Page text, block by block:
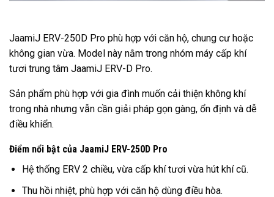
JaamiJ ERV-250D Pro phù hợp với căn hộ, chung cư hoặc
không gian vừa. Model này nằm trong nhóm máy cấp khí
tươi trung tâm JaamiJ ERV-D Pro.
Sản phẩm phù hợp với gia đình muốn cải thiện không khí
trong nhà nhưng vẫn cần giải pháp gọn gàng, ổn định và dễ
điều khiển.
Điểm nổi bật của JaamiJ ERV-250D Pro
Hệ thống ERV 2 chiều, vừa cấp khí tươi vừa hút khí cũ.
Thu hồi nhiệt, phù hợp với căn hộ dùng điều hòa.